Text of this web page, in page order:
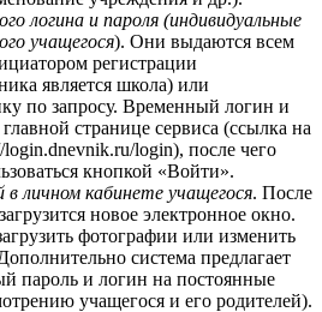
логина и пароля (индивидуальные
учащегося). Они выдаются всем
регистрации
является школа) или
по запросу. Временный логин и
странице сервиса (ссылка на
login.dnevnik.ru/login), после чего
кнопкой «Войти».
в личном кабинете учащегося. После
новое электронное окно.
фотографии или изменить
система предлагает
пароль и логин на постоянные
учащегося и его родителей).